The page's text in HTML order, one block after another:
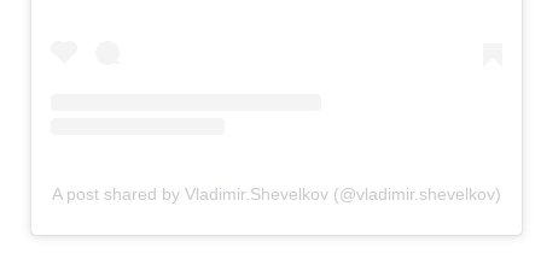
A post shared by Vladimir.Shevelkov (@vladimir.shevelkov)